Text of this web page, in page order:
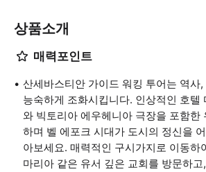
상품소개
매력포인트
산세바스티안 가이드 워킹 투어는 역사
능숙하게 조화시킵니다. 인상적인 호텔
와 빅토리아 에우헤니아 극장을 포함한
하며 벨 에포크 시대가 도시의 정신을
아보세요. 매력적인 구시가지로 이동하
마리아 같은 유서 깊은 교회를 방문하